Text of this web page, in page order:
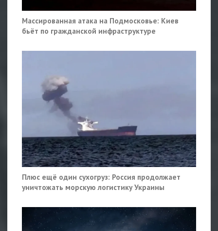
Массированная атака на Подмосковье: Киев
бьёт по гражданской инфраструктуре
Плюс ещё один сухогруз: Россия продолжает
уничтожать морскую логистику Украины